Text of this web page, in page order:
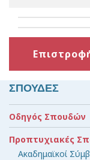
ΣΠΟΥΔΕΣ
Οδηγός Σπουδών
Προπτυχιακές
Ακαδημαϊκοί